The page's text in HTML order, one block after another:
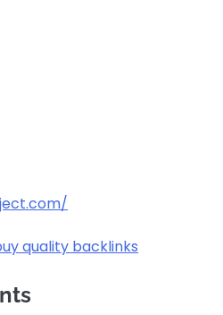
quality backlinks